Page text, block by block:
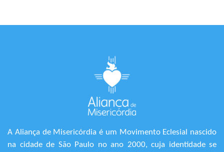
A Aliança de Misericórdia é um Movimento Eclesial nascido
na cidade de São Paulo no ano 2000, cuja identidade se